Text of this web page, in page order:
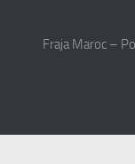
Fraja Maroc –